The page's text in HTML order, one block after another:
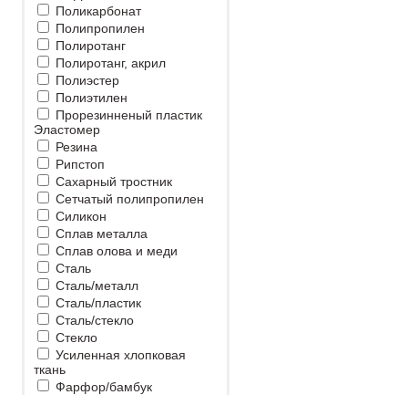
Поликарбонат
Полипропилен
Полиротанг
Полиротанг, акрил
Полиэстер
Полиэтилен
Прорезинненый пластик
Эластомер
Резина
Рипстоп
Сахарный тростник
Сетчатый полипропилен
Силикон
Сплав металла
Сплав олова и меди
Сталь
Сталь/металл
Сталь/пластик
Сталь/стекло
Стекло
Усиленная хлопковая
ткань
Фарфор/бамбук